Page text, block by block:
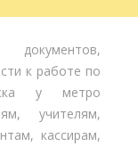
к работе по
у метро
учителям,
кассирам,